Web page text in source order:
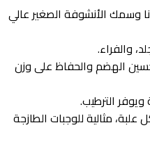
وسمك الأنشوفة الصغير عالي
والفراء.
الهضم والحفاظ على وزن
ويوفر الترطيب.
جرام لكل علبة، مثالية للوجبات الطازجة